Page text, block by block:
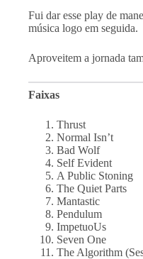
Fui dar esse play de
música logo em seguida.
Aproveitem a jornada
Faixas
Thrust
Normal Isn’t
Bad Wolf
Self Evident
A Public Stoning
The Quiet Parts
Mantastic
Pendulum
ImpetuoUs
Seven One
The Algorithm